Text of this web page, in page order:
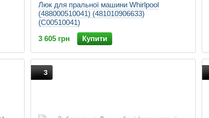
Люк для пральної машини Whirlpool
(488000510041) (481010906633)
(C00510041)
3 605 грн
Купити
3